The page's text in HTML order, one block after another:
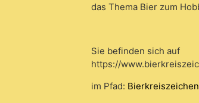
das Thema Bier zum
Sie befinden sich auf
https://
im Pfad: Bierkreiszeichen